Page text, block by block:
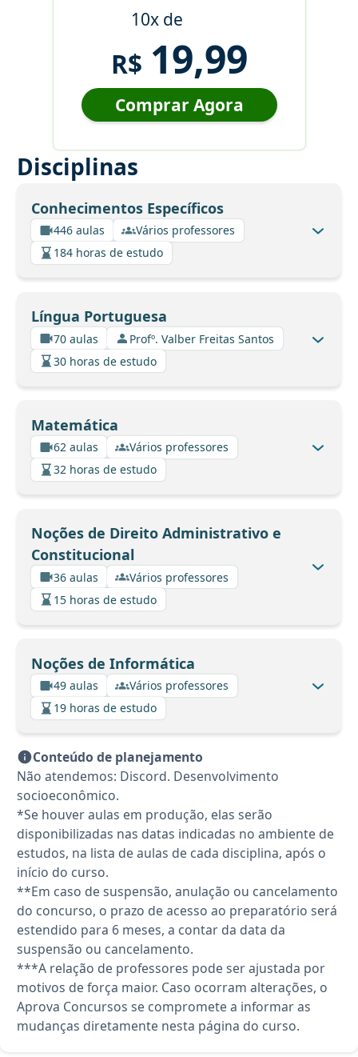
10x de
R$ 19,99
Comprar Agora
Disciplinas
Conhecimentos Específicos
446 aulas
Vários professores
184 horas de estudo
Língua Portuguesa
70 aulas
Profº. Valber Freitas Santos
30 horas de estudo
Matemática
62 aulas
Vários professores
32 horas de estudo
Noções de Direito Administrativo e
Constitucional
36 aulas
Vários professores
15 horas de estudo
Noções de Informática
49 aulas
Vários professores
19 horas de estudo
Conteúdo de planejamento
Não atendemos: Discord. Desenvolvimento
socioeconômico.
*Se houver aulas em produção, elas serão
disponibilizadas nas datas indicadas no ambiente de
estudos, na lista de aulas de cada disciplina, após o
início do curso.
**Em caso de suspensão, anulação ou cancelamento
do concurso, o prazo de acesso ao preparatório será
estendido para 6 meses, a contar da data da
suspensão ou cancelamento.
***A relação de professores pode ser ajustada por
motivos de força maior. Caso ocorram alterações, o
Aprova Concursos se compromete a informar as
mudanças diretamente nesta página do curso.